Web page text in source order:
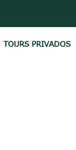
TOURS PRIVADOS